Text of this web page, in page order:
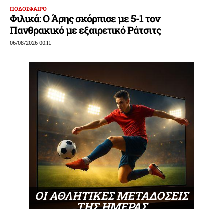
ΠΟΔΟΣΦΑΙΡΟ
Φιλικά: Ο Άρης σκόρπισε με 5-1 τον
Πανθρακικό με εξαιρετικό Ράτσιτς
06/08/2026 00:11
ΟΙ ΑΘΛΗΤΙΚΕΣ ΜΕΤΑΔΟΣΕΙΣ